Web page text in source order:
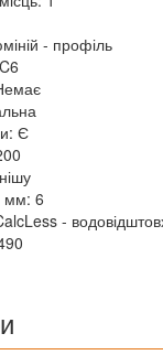
- профіль
Є
мм: 6
-